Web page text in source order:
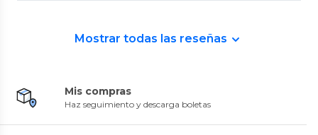
Mostrar todas las reseñas
Mis compras
Haz seguimiento y descarga boletas